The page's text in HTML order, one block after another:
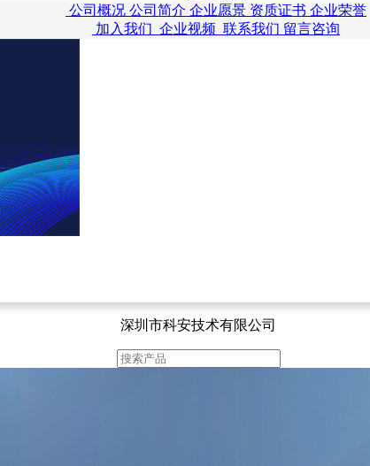
公司概况 公司简介 企业愿景 资质证书 企业荣誉
加入我们 企业视频 联系我们 留言咨询
深圳市科安技术有限公司